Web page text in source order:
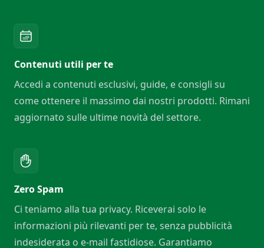
Contenuti utili per te
Accedi a contenuti esclusivi, guide, e consigli su
come ottenere il massimo dai nostri prodotti. Rimani
aggiornato sulle ultime novità del settore.
Zero Spam
Ci teniamo alla tua privacy. Riceverai solo le
informazioni più rilevanti per te, senza pubblicità
indesiderata o e-mail fastidiose. Garantiamo